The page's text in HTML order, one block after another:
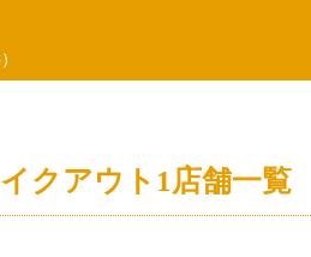
クアウト1店舗一覧